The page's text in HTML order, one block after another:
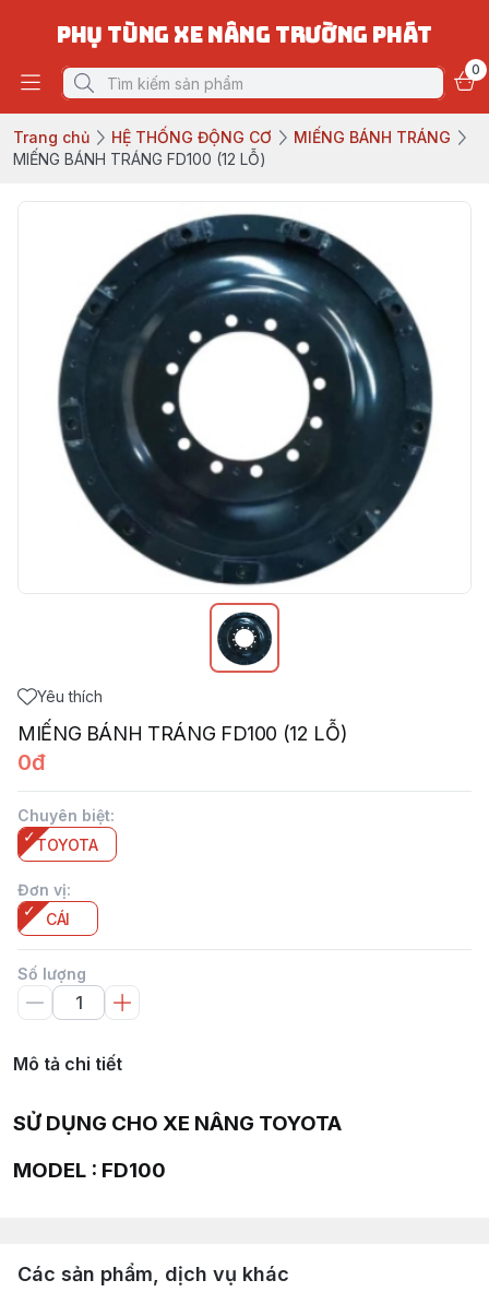
PHỤ TÙNG XE NÂNG TRƯỜNG PHÁT
0
Trang chủ HỆ THỐNG ĐỘNG CƠ
MIẾNG BÁNH TRÁNG
MIẾNG BÁNH TRÁNG FD100 (12 LỖ)
Yêu thích
MIẾNG BÁNH TRÁNG FD100 (12 LỖ)
0đ
Chuyên biệt:
TOYOTA
Đơn vị:
CÁI
Số lượng
Mô tả chi tiết
SỬ DỤNG CHO XE NÂNG TOYOTA
MODEL : FD100
Các sản phẩm, dịch vụ khác